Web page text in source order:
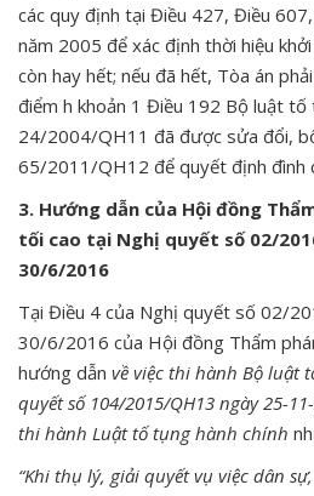
các quy định tại Điều 427, Điều
năm 2005 để xác định thời hiệu
còn hay hết; nếu đã hết, Tòa án
điểm h khoản 1 Điều 192 Bộ luật
24/2004/QH11 đã được sửa đổi,
65/2011/QH12 để quyết định đình
3. Hướng dẫn của Hội đồng
tối cao tại Nghị quyết số 02/
30/6/2016
Tại Điều 4 của Nghị quyết số 02/
30/6/2016 của Hội đồng Thẩm
hướng dẫn về việc thi hành Bộ luật
quyết số 104/2015/QH13 ngày 25-
thi hành Luật tố tụng hành chính
“Khi thụ lý, giải quyết vụ việc dân